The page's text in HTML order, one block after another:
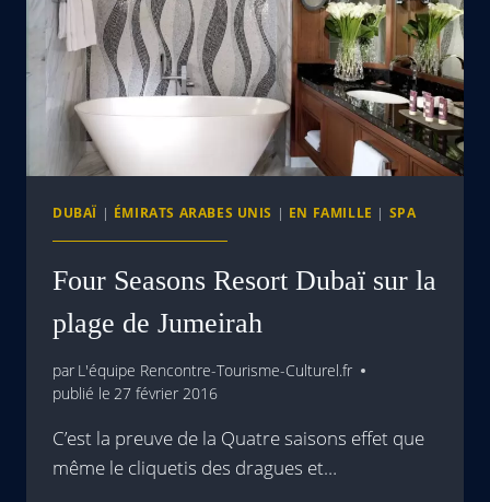
DUBAÏ | ÉMIRATS ARABES UNIS | EN FAMILLE | SPA
Four Seasons Resort Dubaï sur la
plage de Jumeirah
par L'équipe Rencontre-Tourisme-Culturel.fr
publié le 27 février 2016
C’est la preuve de la Quatre saisons effet que
même le cliquetis des dragues et…